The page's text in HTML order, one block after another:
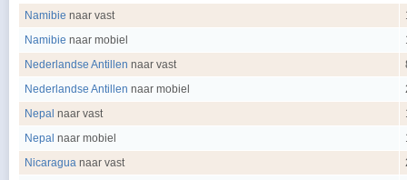
Namibie naar vast
Namibie naar mobiel
Nederlandse Antillen naar vast
Nederlandse Antillen naar mobiel
Nepal naar vast
Nepal naar mobiel
Nicaragua naar vast